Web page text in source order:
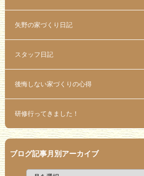
矢野の家づくり日記
スタッフ日記
後悔しない家づくりの心得
研修行ってきました！
ブログ記事月別アーカイブ